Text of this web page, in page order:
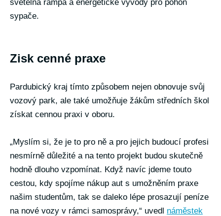
světelná rampa a energetické vývody pro pohon
sypače.
Zisk cenné praxe
Pardubický kraj tímto způsobem nejen obnovuje svůj
vozový park, ale také umožňuje žákům středních škol
získat cennou praxi v oboru.
„Myslím si, že je to pro ně a pro jejich budoucí profesi
nesmírně důležité a na tento projekt budou skutečně
hodně dlouho vzpomínat. Když navíc jdeme touto
cestou, kdy spojíme nákup aut s umožněním praxe
našim studentům, tak se daleko lépe prosazují peníze
na nové vozy v rámci samosprávy,“ uvedl náměstek